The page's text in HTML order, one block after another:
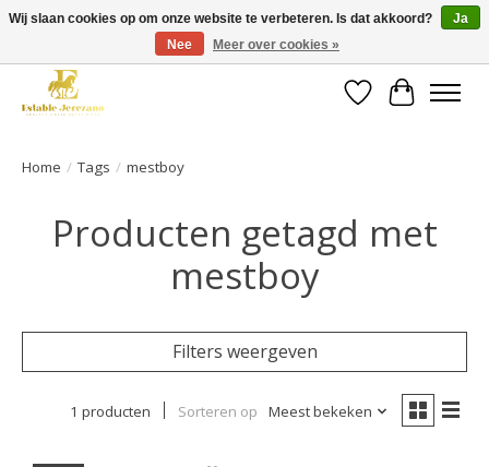
Gratis verzending vanaf €49 op een groot deel van ons assortiment
Verlanglijst
Home / Tags / mestboy
Producten getagd met
mestboy
Filters weergeven
1 producten Sorteren op Meest bekeken
Wij slaan cookies op om onze website te verbeteren. Is dat akkoord?
Ja
Nee
Meer over cookies »